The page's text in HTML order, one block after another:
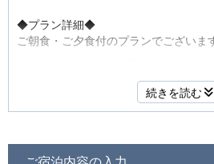
◆プラン詳細◆
ご朝食・ご夕食付のプランでございま
す。ご承知おきくださいませ。
✼••┈┈┈┈┈┈┈┈┈┈┈┈┈┈┈┈┈┈••✼
BBQ（国産牛ロース、USA産牛
続きを読む